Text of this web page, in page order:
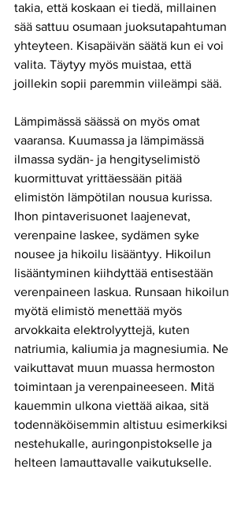
takia, että koskaan ei tiedä, millainen
sää sattuu osumaan juoksutapahtuman
yhteyteen. Kisapäivän säätä kun ei voi
valita. Täytyy myös muistaa, että
joillekin sopii paremmin viileämpi sää.
Lämpimässä säässä on myös omat
vaaransa. Kuumassa ja lämpimässä
ilmassa sydän- ja hengityselimistö
kuormittuvat yrittäessään pitää
elimistön lämpötilan nousua kurissa.
Ihon pintaverisuonet laajenevat,
verenpaine laskee, sydämen syke
nousee ja hikoilu lisääntyy. Hikoilun
lisääntyminen kiihdyttää entisestään
verenpaineen laskua. Runsaan hikoilun
myötä elimistö menettää myös
arvokkaita elektrolyyttejä, kuten
natriumia, kaliumia ja magnesiumia. Ne
vaikuttavat muun muassa hermoston
toimintaan ja verenpaineeseen. Mitä
kauemmin ulkona viettää aikaa, sitä
todennäköisemmin altistuu esimerkiksi
nestehukalle, auringonpistokselle ja
helteen lamauttavalle vaikutukselle.